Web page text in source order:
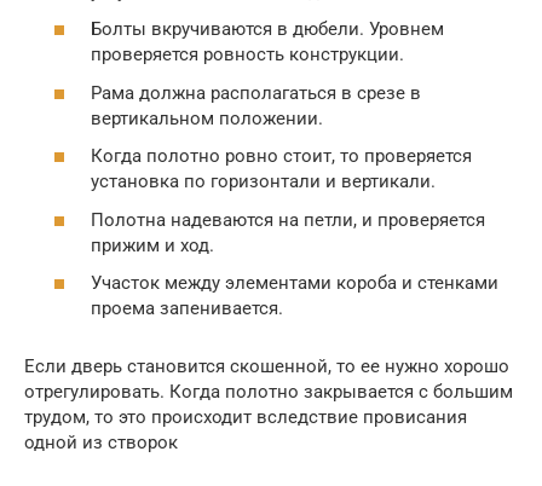
Болты вкручиваются в дюбели. Уровнем
проверяется ровность конструкции.
Рама должна располагаться в срезе в
вертикальном положении.
Когда полотно ровно стоит, то проверяется
установка по горизонтали и вертикали.
Полотна надеваются на петли, и проверяется
прижим и ход.
Участок между элементами короба и стенками
проема запенивается.
Если дверь становится скошенной, то ее нужно хорошо
отрегулировать. Когда полотно закрывается с большим
трудом, то это происходит вследствие провисания
одной из створок